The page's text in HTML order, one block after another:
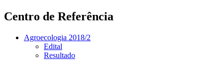
Centro de Referência
Agroecologia 2018/2
Edital
Resultado